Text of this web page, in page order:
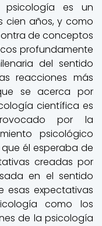
es un
cien años, y como
de conceptos
profundamente
del sentido
reacciones más
se acerca por
científica es
por la
psicológico
él esperaba de
creadas por
en el sentido
esas expectativas
como los
de la psicología